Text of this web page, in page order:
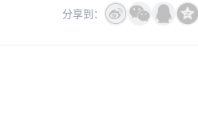
分享到：